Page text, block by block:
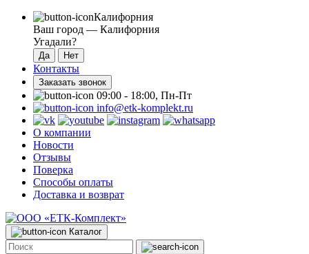
Калифорния
Ваш город — Калифорния
Угадали?
Контакты
Заказать звонок
09:00 - 18:00, Пн-Пт
info@etk-komplekt.ru
О компании
Новости
Отзывы
Поверка
Способы оплаты
Доставка и возврат
Каталог